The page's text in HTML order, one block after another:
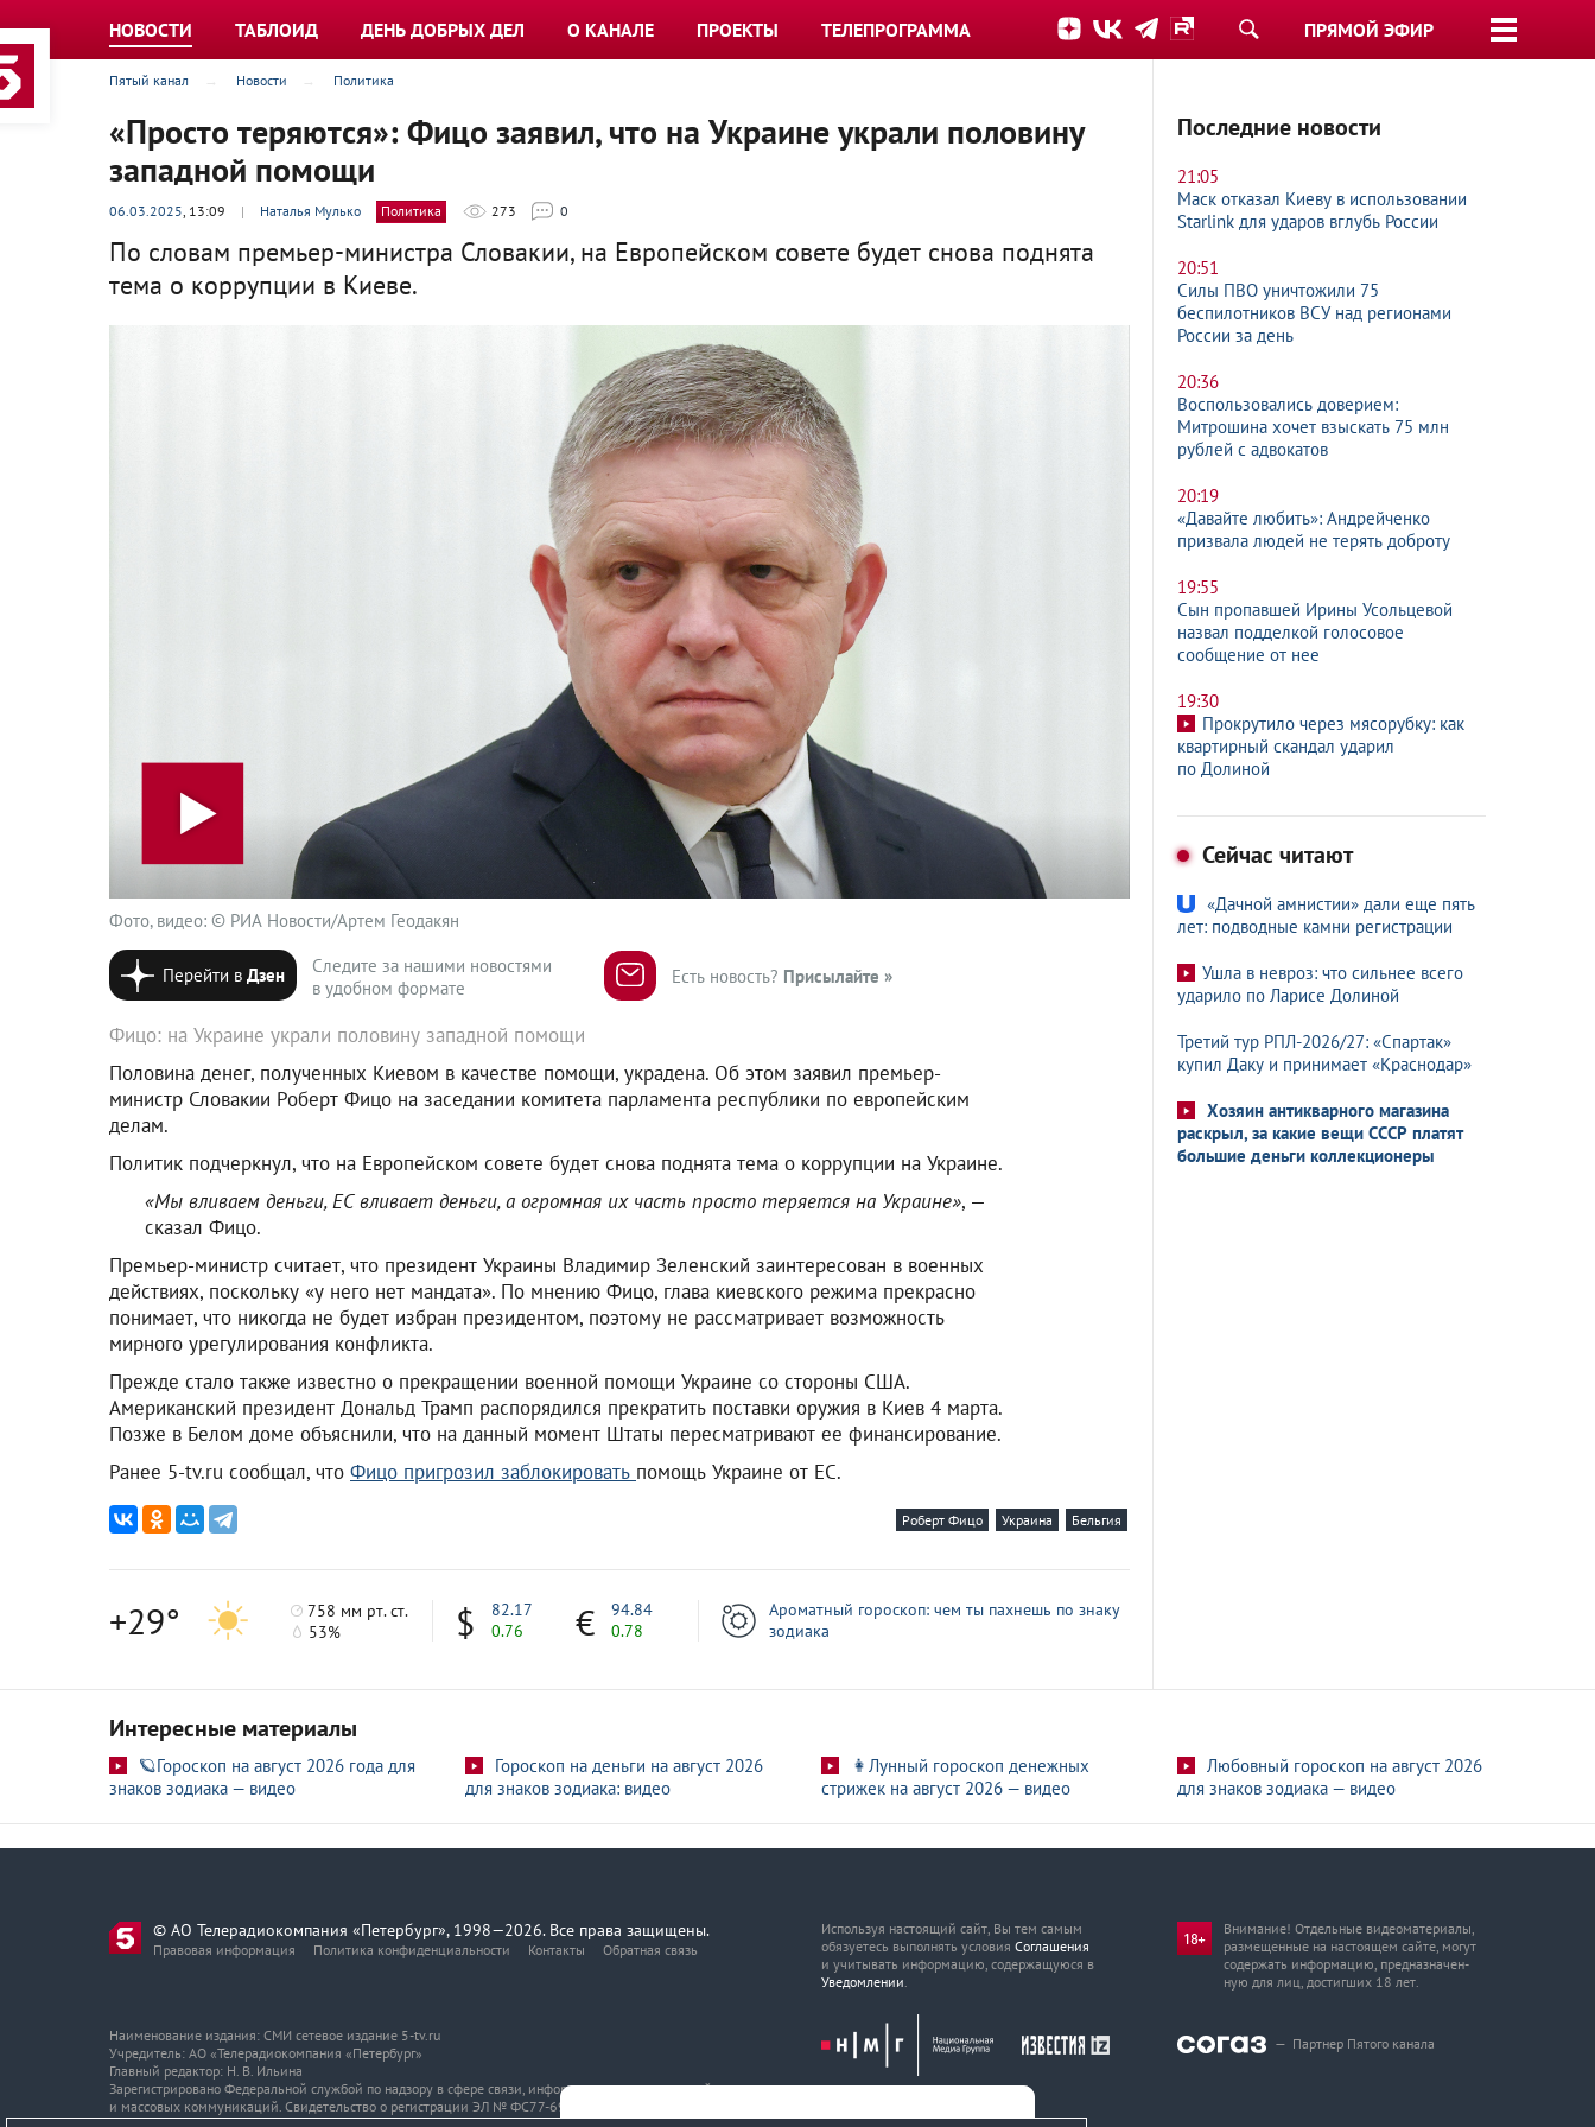
ПРЯМОЙ ЭФИР
НОВОСТИ ТАБЛОИД ДЕНЬ ДОБРЫХ ДЕЛ О КАНАЛЕ ПРОЕКТЫ ТЕЛЕПРОГРАММА
Пятый канал Новости Политика
«Просто теряются»: Фицо заявил, что на Украине украли половину
западной помощи
06.03.2025, 13:09 | Наталья Мулько Политика 273 0
По словам премьер-министра Словакии, на Европейском совете будет снова поднята
тема о коррупции в Киеве.
Фото, видео: © РИА Новости/Артем Геодакян
Перейти вДзен
Следите за нашими новостями
в удобном формате
Есть новость? Присылайте »
Фицо: на Украине украли половину западной помощи
Половина денег, полученных Киевом в качестве помощи, украдена. Об этом заявил премьер-
министр Словакии Роберт Фицо на заседании комитета парламента республики по европейским
делам.
Политик подчеркнул, что на Европейском совете будет снова поднята тема о коррупции на Украине.
«Мы вливаем деньги, ЕС вливает деньги, а огромная их часть просто теряется на Украине», —
сказал Фицо.
Премьер-министр считает, что президент Украины Владимир Зеленский заинтересован в военных
действиях, поскольку «у него нет мандата». По мнению Фицо, глава киевского режима прекрасно
понимает, что никогда не будет избран президентом, поэтому не рассматривает возможность
мирного урегулирования конфликта.
Прежде стало также известно о прекращении военной помощи Украине со стороны США.
Американский президент Дональд Трамп распорядился прекратить поставки оружия в Киев 4 марта.
Позже в Белом доме объяснили, что на данный момент Штаты пересматривают ее финансирование.
Ранее 5-tv.ru сообщал, что Фицо пригрозил заблокировать помощь Украине от ЕС.
Роберт Фицо Украина Бельгия
+29°
758 мм рт. ст.
53%
82.17
0.76
94.84
0.78
Ароматный гороскоп: чем ты пахнешь по знаку
зодиака
Последние новости
21:05
Маск отказал Киеву в использовании
Starlink для ударов вглубь России
20:51
Силы ПВО уничтожили 75
беспилотников ВСУ над регионами
России за день
20:36
Воспользовались доверием:
Митрошина хочет взыскать 75 млн
рублей с адвокатов
20:19
«Давайте любить»: Андрейченко
призвала людей не терять доброту
19:55
Сын пропавшей Ирины Усольцевой
назвал подделкой голосовое
сообщение от нее
19:30
Прокрутило через мясорубку: как
квартирный скандал ударил
по Долиной
Сейчас читают
«Дачной амнистии» дали еще пять
лет: подводные камни регистрации
Ушла в невроз: что сильнее всего
ударило по Ларисе Долиной
Третий тур РПЛ-2026/27: «Спартак»
купил Даку и принимает «Краснодар»
Хозяин антикварного магазина
раскрыл, за какие вещи СССР платят
большие деньги коллекционеры
Интересные материалы
🪐Гороскоп на август 2026 года для
знаков зодиака — видео
Гороскоп на деньги на август 2026
для знаков зодиака: видео
👩Лунный гороскоп денежных
стрижек на август 2026 — видео
Любовный гороскоп на август 2026
для знаков зодиака — видео
© АО Телерадиокомпания «Петербург», 1998—2026. Все права защищены.
Правовая информация Политика конфиденциальности Контакты Обратная связь
Используя настоящий сайт, Вы тем самым
обязуетесь выполнять условия Соглашения
и учитывать информацию, содержащуюся в
Уведомлении.
Внимание! Отдельные видеоматериалы,
размещенные на настоящем сайте, могут
содержать информацию, предназначен­
ную для лиц, достигших 18 лет.
Наименование издания: СМИ сетевое издание 5-tv.ru
Учредитель: АО «Телерадиокомпания «Петербург»
Главный редактор: Н. В. Ильина
Зарегистрировано Федеральной службой по надзору в сфере связи, информационных технологий
и массовых коммуникаций. Свидетельство о регистрации ЭЛ № ФС77-69216 от 29 марта 2017 года.
— Партнер Пятого канала